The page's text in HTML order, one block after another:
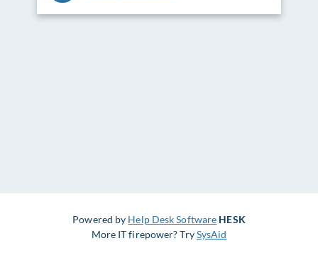
Powered by Help Desk Software HESK
More IT firepower? TrySysAid